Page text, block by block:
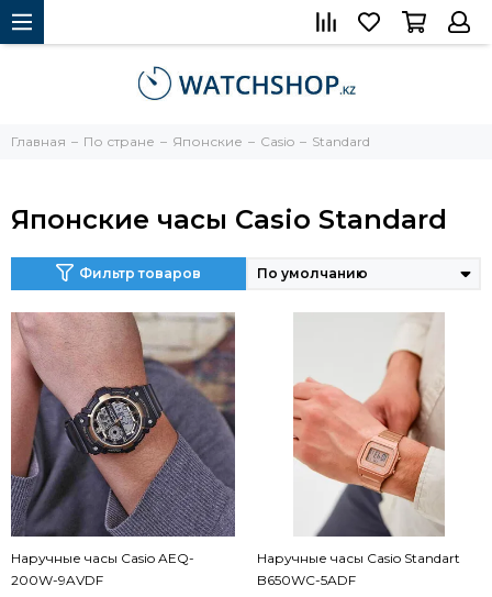
Главная По стране Японские Casio Standard
Японские часы Casio Standard
Фильтр товаров
Наручные часы Casio AEQ-
200W-9AVDF
Наручные часы Casio Standart
B650WC-5ADF